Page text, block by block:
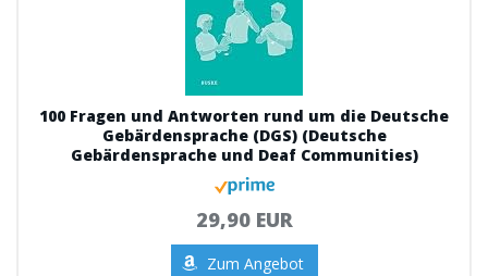
100 Fragen und Antworten rund um die Deutsche
Gebärdensprache (DGS) (Deutsche
Gebärdensprache und Deaf Communities)
29,90 EUR
Zum Angebot